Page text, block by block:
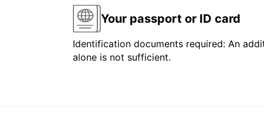
Your passport or ID card
Identification documents required: An
alone is not sufficient.